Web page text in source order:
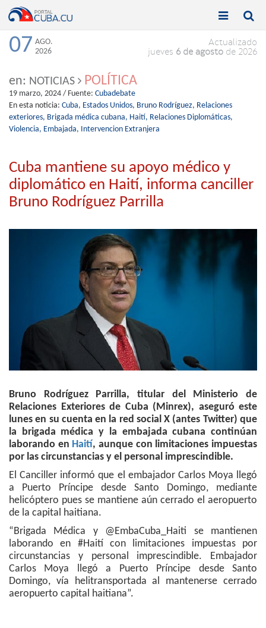
Toggle

Toggle

07 AGO.
2026
Actualizado
jueves 6 de agosto de 2026
en: NOTICIAS POLÍTICA
19 marzo, 2024 / Fuente: Cubadebate
En esta noticia: Cuba, Estados Unidos, Bruno Rodríguez, Relaciones
exteriores, Brigada médica cubana, Haití, Relaciones Diplomáticas,
Violencia, Embajada, Intervencion Extranjera
Cuba mantiene su apoyo médico y
diplomático en Haití, informa canciller
Bruno Rodríguez Parrilla
Bruno Rodríguez Parrilla, titular del Ministerio de
Relaciones Exteriores de Cuba (Minrex), aseguró este
lunes en su cuenta en la red social X (antes Twitter) que
la brigada médica y la embajada cubana continúan
laborando en Haití, aunque con limitaciones impuestas
por las circunstancias y el personal imprescindible.
El Canciller informó que el embajador Carlos Moya llegó
a Puerto Príncipe desde Santo Domingo, mediante
helicóptero pues se mantiene aún cerrado el aeropuerto
de la capital haitiana.
“Brigada Médica y @EmbaCuba_Haiti se mantienen
laborando en #Haití con limitaciones impuestas por
circunstancias y personal imprescindible. Embajador
Carlos Moya llegó a Puerto Príncipe desde Santo
Domingo, vía helitransportada al mantenerse cerrado
aeropuerto capital haitiana”.